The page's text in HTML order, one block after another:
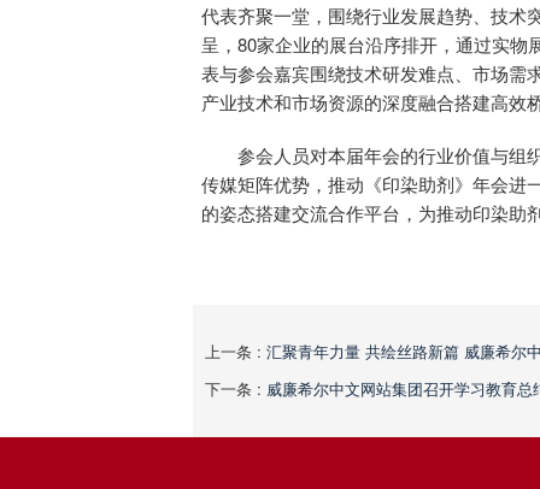
代表齐聚一堂，围绕行业发展趋势、技术
呈，80家企业的展台沿序排开，通过实
表与参会嘉宾围绕技术研发难点、市场需
产业技术和市场资源的深度融合搭建高效
参会人员对本届年会的行业价值与组
传媒矩阵优势，推动《印染助剂》年会进
的姿态搭建交流合作平台，为推动印染助
上一条 : 汇聚青年力量 共绘丝路新篇 威廉希尔
下一条 : 威廉希尔中文网站集团召开学习教育